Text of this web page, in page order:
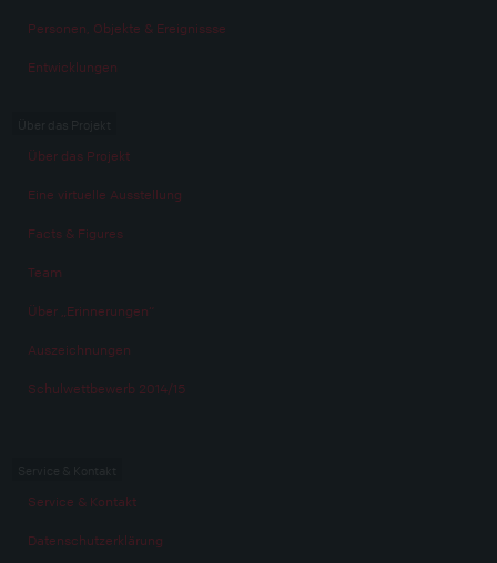
Personen, Objekte & Ereignissse
Entwicklungen
Über das Projekt
Eine virtuelle Ausstellung
Facts & Figures
Team
Über „Erinnerungen“
Auszeichnungen
Schulwettbewerb 2014/15
Service & Kontakt
Datenschutzerklärung